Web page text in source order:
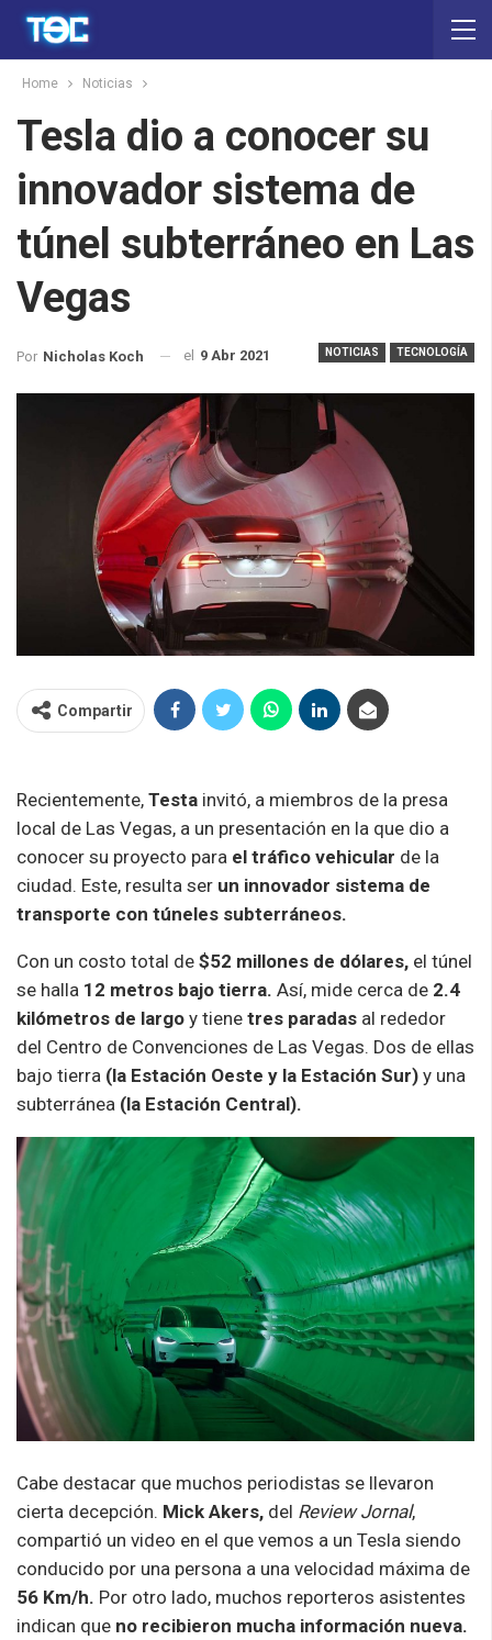
Home Noticias
Tesla dio a conocer su
innovador sistema de
túnel subterráneo en Las
Vegas
NOTICIAS TECNOLOGÍA
Por Nicholas Koch el 9 Abr 2021
Compartir
Recientemente, Testa invitó, a miembros de la presa
local de Las Vegas, a un presentación en la que dio a
conocer su proyecto para el tráfico vehicular de la
ciudad. Este, resulta ser un innovador sistema de
transporte con túneles subterráneos.
Con un costo total de $52 millones de dólares, el túnel
se halla 12 metros bajo tierra. Así, mide cerca de 2.4
kilómetros de largo y tiene tres paradas al rededor
del Centro de Convenciones de Las Vegas. Dos de ellas
bajo tierra (la Estación Oeste y la Estación Sur) y una
subterránea (la Estación Central).
Cabe destacar que muchos periodistas se llevaron
cierta decepción. Mick Akers, del Review Jornal,
compartió un video en el que vemos a un Tesla siendo
conducido por una persona a una velocidad máxima de
56 Km/h. Por otro lado, muchos reporteros asistentes
indican que no recibieron mucha información nueva.